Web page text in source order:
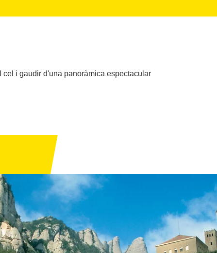
cel i gaudir d'una panoràmica espectacular